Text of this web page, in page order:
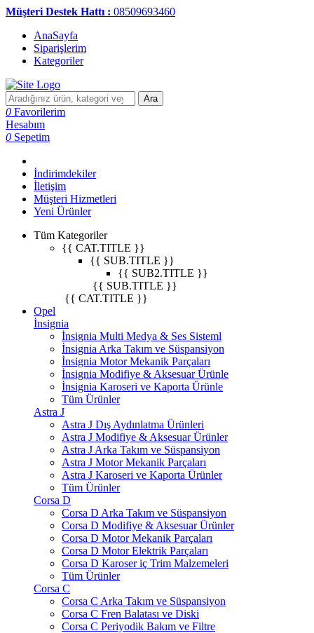
Müşteri Destek Hattı : 08509693460
AnaSayfa
Siparişlerim
Kategoriler
Ara
0 Favorilerim
Hesabım
0 Sepetim
İndirimdekiler
İletişim
Müşteri Hizmetleri
Yeni Ürünler
Tüm Kategoriler
{{ CAT.TITLE }}
{{ SUB.TITLE }}
{{ SUB2.TITLE }}
{{ SUB.TITLE }}
{{ CAT.TITLE }}
Opel
İnsignia
İnsignia Multi Medya & Ses Sisteml
İnsignia Arka Takım ve Süspansiyon
İnsignia Motor Mekanik Parçaları
İnsignia Modifiye & Aksesuar Ürünle
İnsignia Karoseri ve Kaporta Ürünle
Tüm Ürünler
Astra J
Astra J Dış Aydınlatma Ürünleri
Astra J Modifiye & Aksesuar Ürünler
Astra J Arka Takım ve Süspansiyon
Astra J Motor Mekanik Parçaları
Astra J Karoseri ve Kaporta Ürünler
Tüm Ürünler
Corsa D
Corsa D Arka Takım ve Süspansiyon
Corsa D Modifiye & Aksesuar Ürünler
Corsa D Motor Mekanik Parçaları
Corsa D Motor Elektrik Parçaları
Corsa D Karoser iç Trim Malzemeleri
Tüm Ürünler
Corsa C
Corsa C Arka Takım ve Süspansiyon
Corsa C Fren Balatası ve Diski
Corsa C Periyodik Bakım ve Filtre